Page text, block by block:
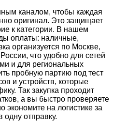
каналом, чтобы каждая
оригинал. Это защищает
к категории. В нашем
оплаты: наличные,
организуется по Москве,
что удобно для сетей
и для региональных
пробную партию под тест
и устройств, которые
Так закупка проходит
а вы быстро проверяете
экономите на логистике за
одну отправку.